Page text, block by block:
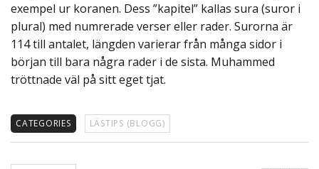
exempel ur koranen. Dess ”kapitel” kallas sura (suror i
plural) med numrerade verser eller rader. Surorna är
114 till antalet, längden varierar från många sidor i
början till bara några rader i de sista. Muhammed
tröttnade väl på sitt eget tjat.
CATEGORIES LÄSTIPS (BLOGG)